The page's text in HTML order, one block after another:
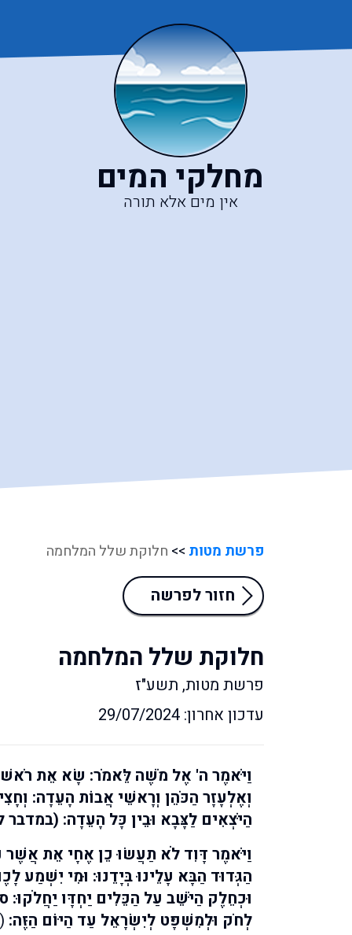
מחלקי המים
אין מים אלא תורה
פרשת מטות >> חלוקת שלל המלחמה
חזור לפרשה
חלוקת שלל המלחמה
פרשת מטות, תשע"ז
עדכון אחרון: 29/07/2024
וַיֹּאמֶר ה' אֶל מֹשֶׁה לֵּאמֹר: שָׂא אֵת
וְאֶלְעָזָר הַכֹּהֵן וְרָאשֵׁי אֲבוֹת הָעֵדָה:
הַיֹּצְאִים לַצָּבָא וּבֵין כָּל הָעֵדָה: (במדבר
וַיֹּאמֶר דָּוִד לֹא תַעֲשׂוּ כֵן אֶחָי אֵת אֲשֶׁר
הַגְּדוּד הַבָּא עָלֵינוּ בְּיָדֵנוּ: וּמִי יִשְׁמַע
וּכְחֵלֶק הַיֹּשֵׁב עַל הַכֵּלִים יַחְדָּו יַחֲלֹקוּ:
לְחֹק וּלְמִשְׁפָּט לְיִשְׂרָאֵל עַד הַיּוֹם הַזֶּה: